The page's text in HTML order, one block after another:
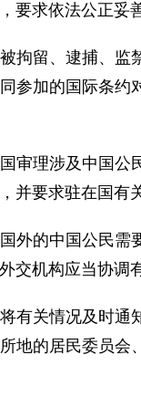
要求依法公正妥
拘留、逮捕、监
参加的国际条
理涉及中国公
并要求驻在国有
的中国公民需
交机构应当协调
有关情况及时通
地的居民委员会